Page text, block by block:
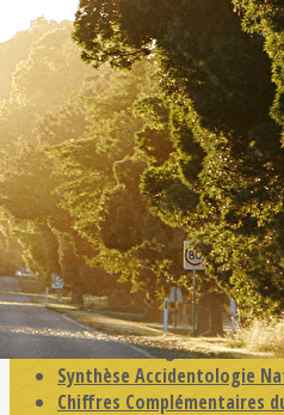
Exporter les lignes sélectionnées
Exporter toutes les colonnes
Exporter uniquement les
Menu
<
>
Présentation
Nos objectifs
La charte
Nos compétences
Périmètre d'activité
L'accidentologie locale
Synthèse Accidentologie
Chiffres Complémentaires